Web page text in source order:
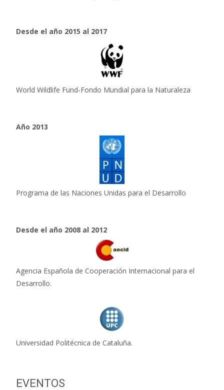
Desde el año 2015 al 2017
World Wildlife Fund-Fondo Mundial para la Naturaleza
Año 2013
Programa de las Naciones Unidas para el Desarrollo
Desde el año 2008 al 2012
Agencia Española de Cooperación Internacional para el
Desarrollo.
Universidad Politécnica de Cataluña.
EVENTOS